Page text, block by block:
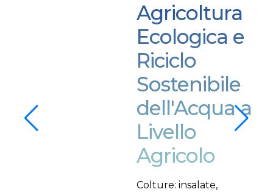
Agricoltura
Ecologica e
Riciclo
Sostenibile
dell'Acqua a
Livello
Agricolo
Colture: insalate,